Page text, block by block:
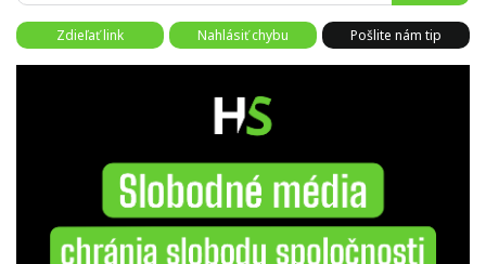
Zdieľať link Nahlásiť chybu Pošlite nám tip